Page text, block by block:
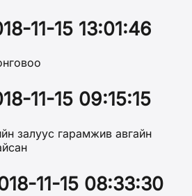
11-15 13:01:46
11-15 09:15:15
залуус гарамжив авгайн
11-15 08:33:30